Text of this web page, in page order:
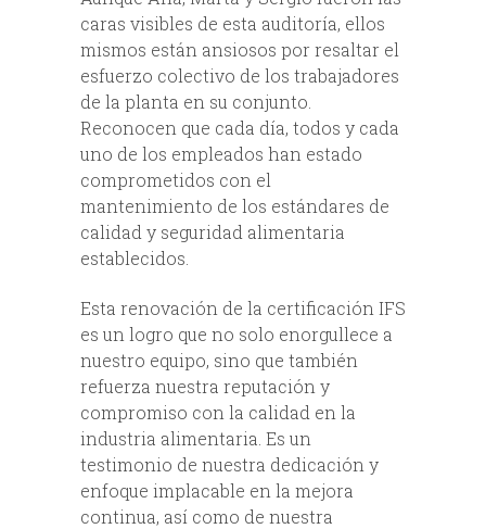
caras visibles de esta auditoría, ellos
mismos están ansiosos por resaltar el
esfuerzo colectivo de los trabajadores
de la planta en su conjunto.
Reconocen que cada día, todos y cada
uno de los empleados han estado
comprometidos con el
mantenimiento de los estándares de
calidad y seguridad alimentaria
establecidos.
Esta renovación de la certificación IFS
es un logro que no solo enorgullece a
nuestro equipo, sino que también
refuerza nuestra reputación y
compromiso con la calidad en la
industria alimentaria. Es un
testimonio de nuestra dedicación y
enfoque implacable en la mejora
continua, así como de nuestra